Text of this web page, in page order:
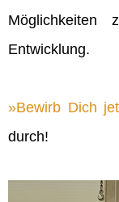
Möglichkeiten
Entwicklung.
Bewirb Dich
durch!